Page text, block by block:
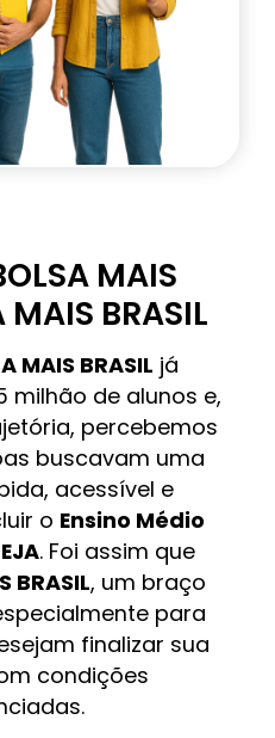
MAIS
MAIS BRASIL
MAIS BRASIL já
milhão de alunos e,
percebemos
buscavam uma
acessível e
o Ensino Médio
. Foi assim que
BRASIL, um braço
para
finalizar sua
condições